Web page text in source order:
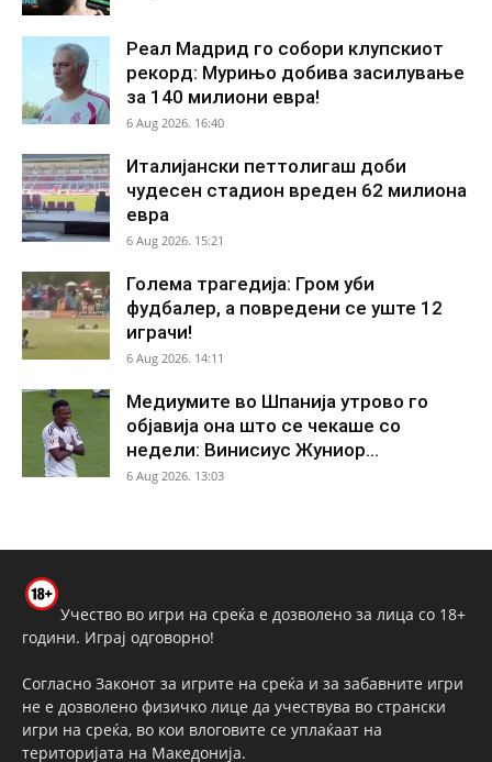
Реал Мадрид го собори клупскиот
рекорд: Мурињо добива засилување
за 140 милиони евра!
6 Aug 2026. 16:40
Италијански петтолигаш доби
чудесен стадион вреден 62 милиона
евра
6 Aug 2026. 15:21
Голема трагедија: Гром уби
фудбалер, а повредени се уште 12
играчи!
6 Aug 2026. 14:11
Медиумите во Шпанија утрово го
објавија она што се чекаше со
недели: Винисиус Жуниор...
6 Aug 2026. 13:03
Учество во игри на среќа е дозволено за лица со 18+
години. Играј одговорно!
Согласно Законот за игрите на среќа и за забавните игри
не е дозволено физичко лице да учествува во странски
игри на среќа, во кои влоговите се уплаќаат на
територијата на Македонија.